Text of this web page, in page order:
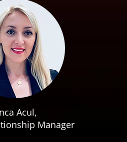
Acul,
Manager